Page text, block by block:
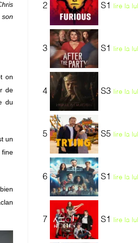
son
on
de
du
un
fine
2 S1 lire la
3 S1 lire la
4 S3 lire la
5 S5 lire la
6 S1 lire la
7 S1 lire la